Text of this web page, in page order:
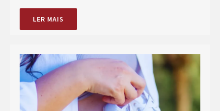
LER MAIS